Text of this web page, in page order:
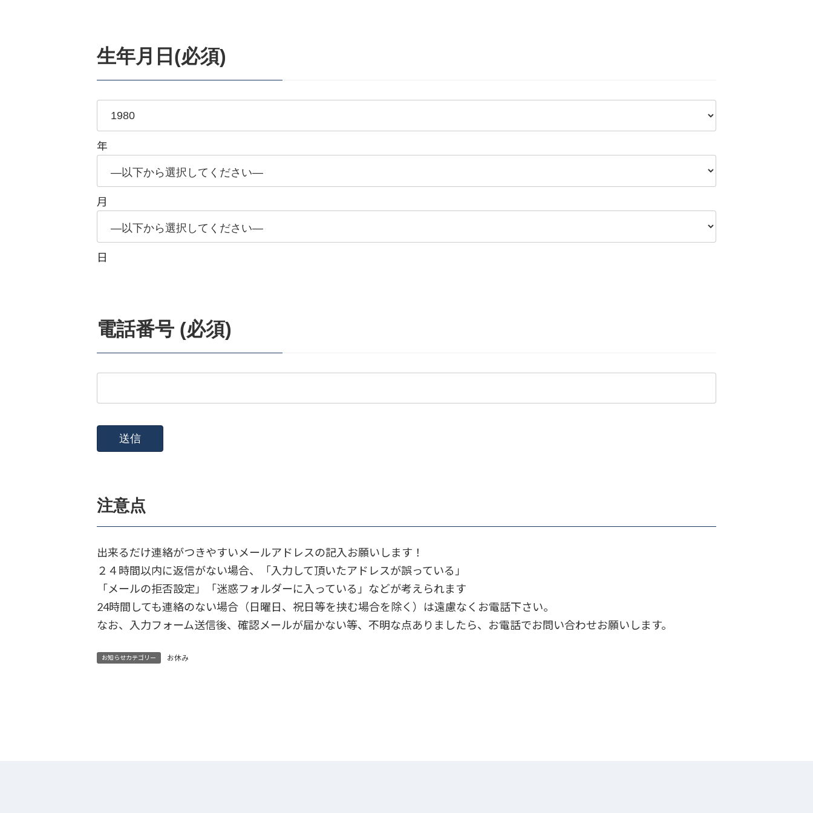
生年月日(必須)
年
月
日
電話番号 (必須)
注意点
出来るだけ連絡がつきやすいメールアドレスの記入お願いします！
２４時間以内に返信がない場合、「入力して頂いたアドレスが誤っている」
「メールの拒否設定」「迷惑フォルダーに入っている」などが考えられます
24時間しても連絡のない場合（日曜日、祝日等を挟む場合を除く）は遠慮なくお電話下さい。
なお、入力フォーム送信後、確認メールが届かない等、不明な点ありましたら、お電話でお問い合わせお願いします。
お知らせカテゴリー お休み